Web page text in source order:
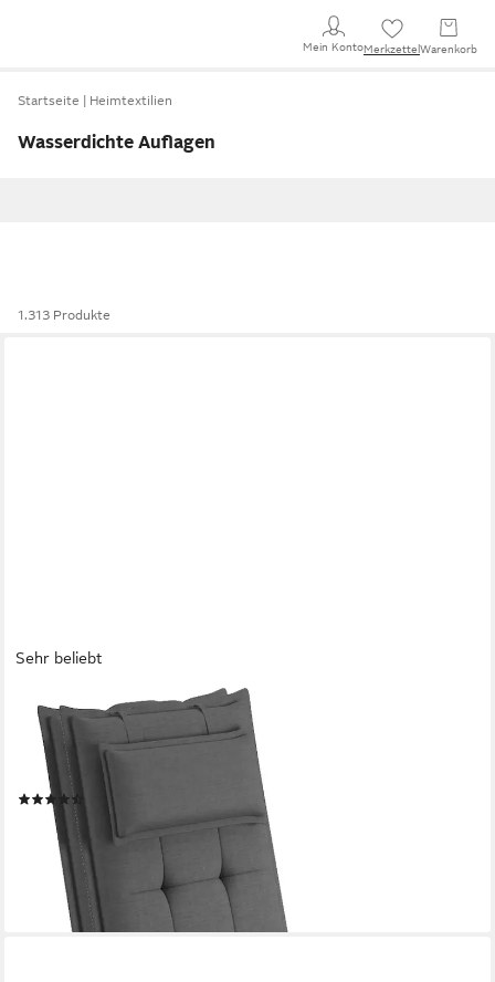
Mein KontoMerkzettel Warenkorb
Startseite Heimtextilien
Wasserdichte Auflagen
1.313 Produkte
Sehr beliebt
SUNNYPILLOW
Hochlehnerauflage Gartenstuhlauflagen mit abnehmbarem
Kopfpolster 120x50x9 cm, (2 St), Auflage Polsterauflagen UV-
Lichtecht
(99)
ab 67,99 € 84,96 €
lieferbar - in 4-5 Werktagen bei dir
+1